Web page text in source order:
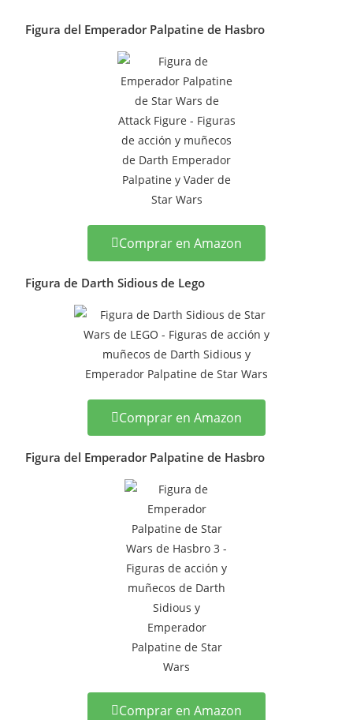
Figura del Emperador Palpatine de Hasbro
Comprar en Amazon
Figura de Darth Sidious de Lego
Comprar en Amazon
Figura del Emperador Palpatine de Hasbro
Comprar en Amazon